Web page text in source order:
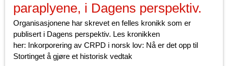
paraplyene, i Dagens perspektiv.
Organisasjonene har skrevet en felles kronikk som er
publisert i Dagens perspektiv. Les kronikken
her: Inkorporering av CRPD i norsk lov: Nå er det opp til
Stortinget å gjøre et historisk vedtak